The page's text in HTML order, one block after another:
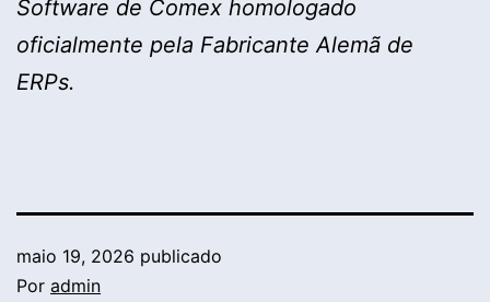
Software de Comex homologado
oficialmente pela Fabricante Alemã de
ERPs.
maio 19, 2026 publicado
Por admin